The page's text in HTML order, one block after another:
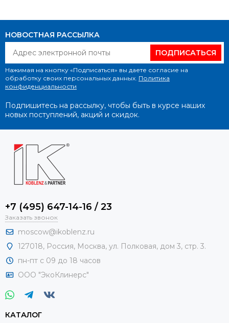
НОВОСТНАЯ РАССЫЛКА
ПОДПИСАТЬСЯ
Нажимая на кнопку «Подписаться» вы даете согласие на
обработку своих персональных данных. Политика
конфиденциальности
Подпишитесь на рассылку, чтобы быть в курсе наших
новых поступлений, акций и скидок.
+7 (495) 647-14-16 / 23
Заказать звонок
moscow@ikoblenz.ru
127018, Россия, Москва, ул. Полковая, дом 3, стр. 3.
пн-пт с 09 до 18 часов
ООО "ЭкоКлинерс"
КАТАЛОГ